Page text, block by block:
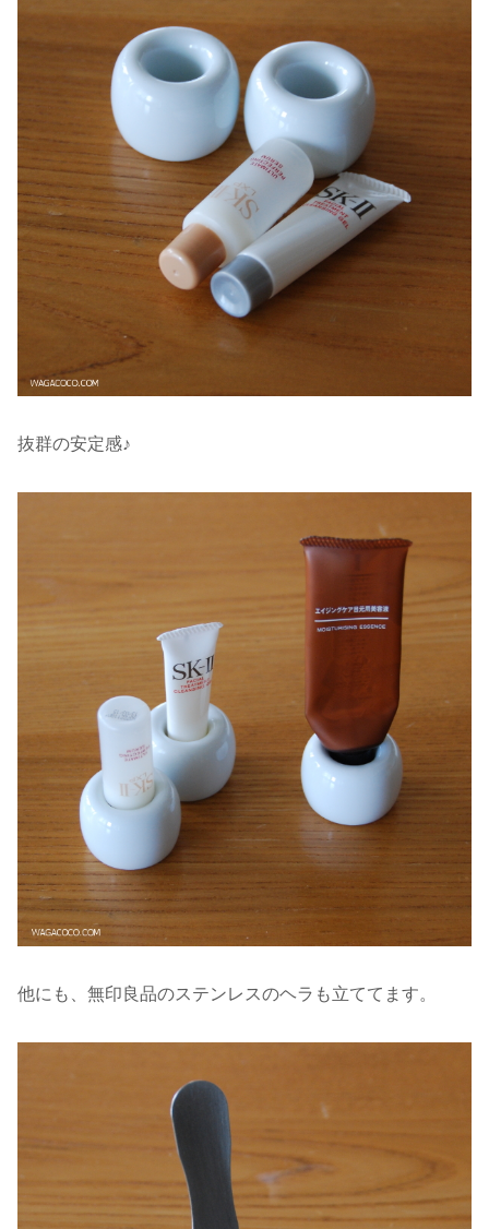
抜群の安定感♪
他にも、無印良品のステンレスのヘラも立ててます。